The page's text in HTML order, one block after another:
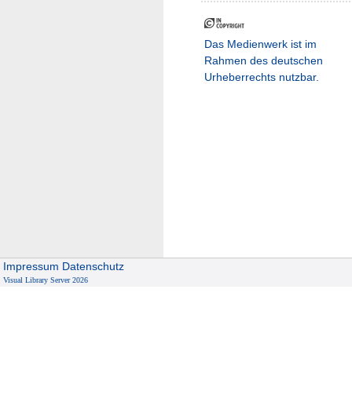
Das Medienwerk ist im
Rahmen des deutschen
Urheberrechts nutzbar.
Impressum Datenschutz
Visual Library Server 2026